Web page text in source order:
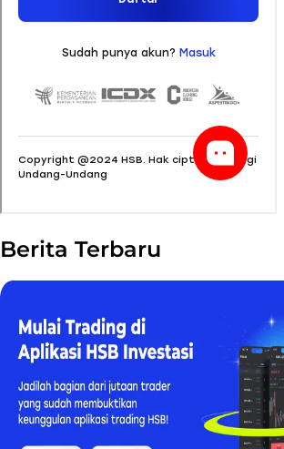
Berita Terbaru